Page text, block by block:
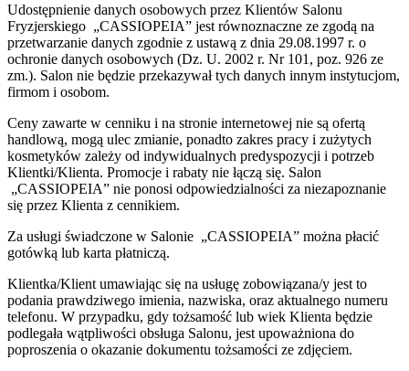
Udostępnienie danych osobowych przez Klientów Salonu
Fryzjerskiego „CASSIOPEIA” jest równoznaczne ze zgodą na
przetwarzanie danych zgodnie z ustawą z dnia 29.08.1997 r. o
ochronie danych osobowych (Dz. U. 2002 r. Nr 101, poz. 926 ze
zm.). Salon nie będzie przekazywał tych danych innym instytucjom,
firmom i osobom.
Ceny zawarte w cenniku i na stronie internetowej nie są ofertą
handlową, mogą ulec zmianie, ponadto zakres pracy i zużytych
kosmetyków zależy od indywidualnych predyspozycji i potrzeb
Klientki/Klienta. Promocje i rabaty nie łączą się. Salon
„CASSIOPEIA” nie ponosi odpowiedzialności za niezapoznanie
się przez Klienta z cennikiem.
Za usługi świadczone w Salonie „CASSIOPEIA” można płacić
gotówką lub karta płatniczą.
Klientka/Klient umawiając się na usługę zobowiązana/y jest to
podania prawdziwego imienia, nazwiska, oraz aktualnego numeru
telefonu. W przypadku, gdy tożsamość lub wiek Klienta będzie
podlegała wątpliwości obsługa Salonu, jest upoważniona do
poproszenia o okazanie dokumentu tożsamości ze zdjęciem.